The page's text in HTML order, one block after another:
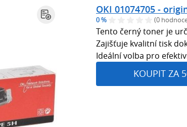
OKI 01074705 -
0 % (0
Tento černý toner je
Zajišťuje kvalitní tisk
Ideální volba pro
KOUPIT ZA